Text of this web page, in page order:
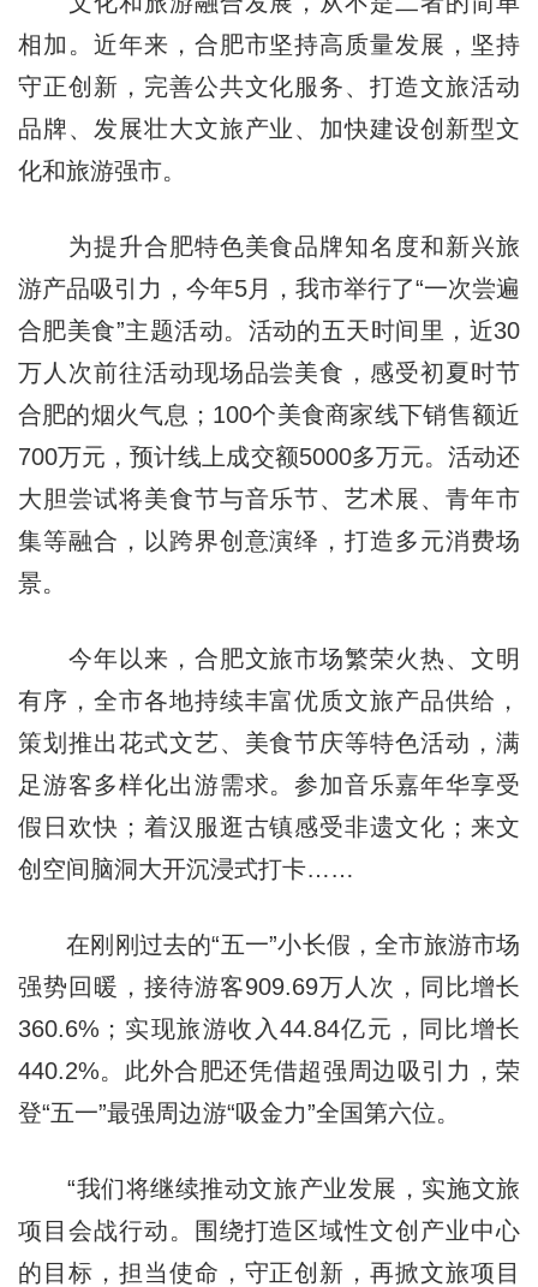
相加。近年来，合肥市坚持高质量发展，坚持
守正创新，完善公共文化服务、打造文旅活动
品牌、发展壮大文旅产业、加快建设创新型文
化和旅游强市。
为提升合肥特色美食品牌知名度和新兴旅
游产品吸引力，今年5月，我市举行了“一次尝遍
合肥美食”主题活动。活动的五天时间里，近30
万人次前往活动现场品尝美食，感受初夏时节
合肥的烟火气息；100个美食商家线下销售额近
700万元，预计线上成交额5000多万元。活动还
大胆尝试将美食节与音乐节、艺术展、青年市
集等融合，以跨界创意演绎，打造多元消费场
景。
今年以来，合肥文旅市场繁荣火热、文明
有序，全市各地持续丰富优质文旅产品供给，
策划推出花式文艺、美食节庆等特色活动，满
足游客多样化出游需求。参加音乐嘉年华享受
假日欢快；着汉服逛古镇感受非遗文化；来文
创空间脑洞大开沉浸式打卡……
在刚刚过去的“五一”小长假，全市旅游市场
强势回暖，接待游客909.69万人次，同比增长
360.6%；实现旅游收入44.84亿元，同比增长
440.2%。此外合肥还凭借超强周边吸引力，荣
登“五一”最强周边游“吸金力”全国第六位。
“我们将继续推动文旅产业发展，实施文旅
项目会战行动。围绕打造区域性文创产业中心
的目标，担当使命，守正创新，再掀文旅项目